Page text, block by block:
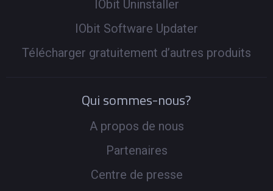
IObit Uninstaller
IObit Software Updater
Télécharger gratuitement d’autres produits
Qui sommes-nous?
A propos de nous
Partenaires
Centre de presse